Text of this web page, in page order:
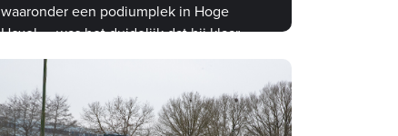
waaronder een podiumplek in Hoge
Hexel — was het duidelijk dat hij klaar
was voor iets groots. Het NK was de
ultieme bevestiging.